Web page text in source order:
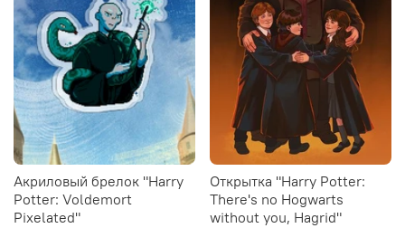
Акриловый брелок "Harry
Potter: Voldemort
Pixelated"
Открытка "Harry Potter:
There's no Hogwarts
without you, Hagrid"